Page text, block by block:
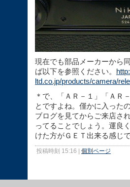
現在でも部品メーカーから
ば以下を参照ください。
ltd.co.jp/products/camera/
＊で、「ＡＲ－１」「ＡＲ
とですよね。僅かに入った
ブログを見てからご来店さ
ってることでしょう。運良
けた方がＧＥＴ出来る感じ
投稿時刻 15:16 | 個別ページ